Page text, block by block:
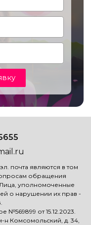
почта являются в том
обращения
уполномоченные
о нарушении их прав -
№569899 от 15.12.2023.
н Комсомольский, д. 34,